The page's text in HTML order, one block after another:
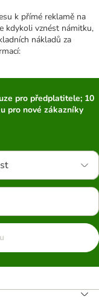
k přímé reklamě na
kdykoli vznést námitku,
nákladů za
pro předplatitele; 10
pro nové zákazníky